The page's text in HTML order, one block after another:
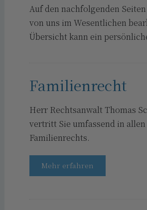
Auf den nachfolgenden
von uns im Wesentlichen
Übersicht kann ein
Familienrecht
Herr Rechtsanwalt Thomas
vertritt Sie umfassend in allen
Familienrechts.
Mehr erfahren